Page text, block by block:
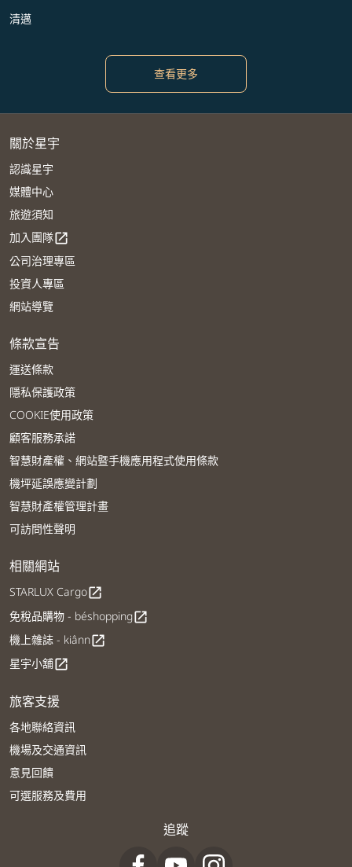
清邁
查看更多
關於星宇
認識星宇
媒體中心
旅遊須知
加入團隊open_in_new
公司治理專區
投資人專區
網站導覽
條款宣告
運送條款
隱私保護政策
COOKIE使用政策
顧客服務承諾
智慧財產權、網站暨手機應用程式使用條款
機坪延誤應變計劃
智慧財產權管理計畫
可訪問性聲明
相關網站
STARLUX Cargoopen_in_new
免稅品購物 - béshoppingopen_in_new
機上雜誌 - kiânnopen_in_new
星宇小舖open_in_new
旅客支援
各地聯絡資訊
機場及交通資訊
意見回饋
可選服務及費用
追蹤